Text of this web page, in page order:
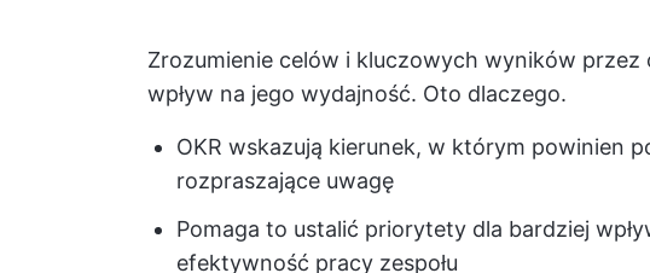
Zrozumienie celów i kluczowych wyników przez
wpływ na jego wydajność. Oto dlaczego.
OKR wskazują kierunek, w którym powinien
rozpraszające uwagę
Pomaga to ustalić priorytety dla bardziej
efektywność pracy zespołu